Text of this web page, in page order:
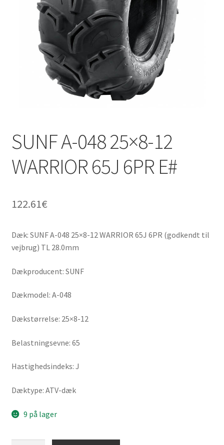
SUNF A-048 25×8-12
WARRIOR 65J 6PR E#
122.61€
Dæk: SUNF A-048 25×8-12 WARRIOR 65J 6PR (godkendt til
vejbrug) TL 28.0mm
Dækproducent: SUNF
Dækmodel: A-048
Dækstørrelse: 25×8-12
Belastningsevne: 65
Hastighedsindeks: J
Dæktype: ATV-dæk
9 på lager